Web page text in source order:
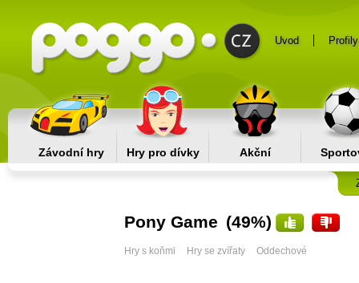
Uvod Profily
Závodní hry Hry pro dívky Akční
Pony Game (49%)
Hry s koňmi Hry se zvířaty Oddechové